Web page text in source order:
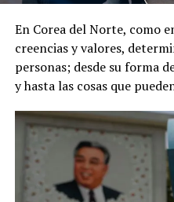
En Corea del Norte, como
creencias y valores,
personas; desde su forma
y hasta las cosas que